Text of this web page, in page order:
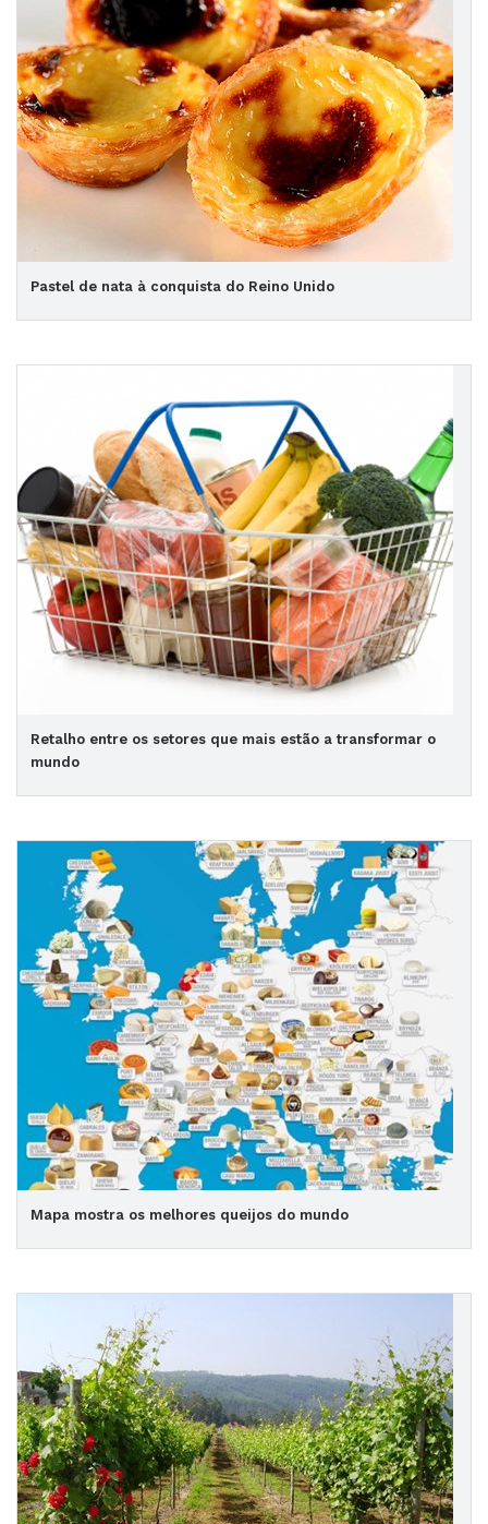
Pastel de nata à conquista do Reino Unido
Retalho entre os setores que mais estão a transformar o
mundo
Mapa mostra os melhores queijos do mundo